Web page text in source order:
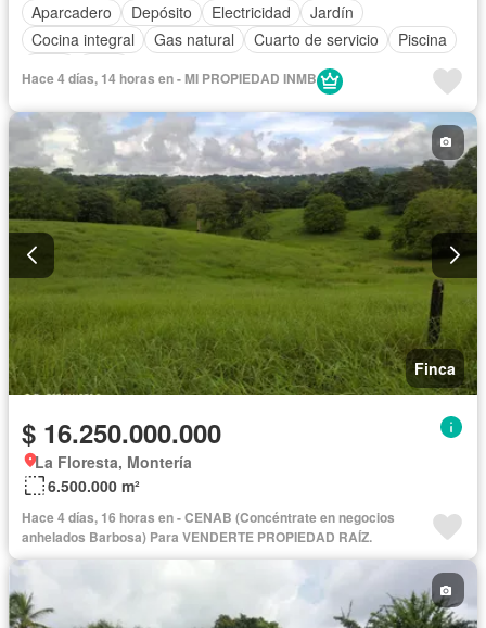
Aparcadero
Depósito Electricidad
Jardín
Cocina integral
Gas natural Cuarto de servicio
Piscina
Hace 4 días, 14 horas en - MI PROPIEDAD INMB
Finca
$ 16.250.000.000
La Floresta, Montería
6.500.000 m²
Hace 4 días, 16 horas en - CENAB (Concéntrate en negocios
anhelados Barbosa) Para VENDERTE PROPIEDAD RAÍZ.